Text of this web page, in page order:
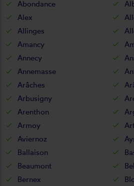
Abondance
Alex
Allinges
Amancy
Annecy
Annemasse
Arâches
Arbusigny
Arenthon
Armoy
Aviernoz
Ballaison
Beaumont
Bernex